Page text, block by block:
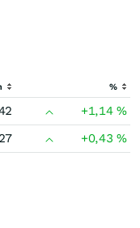
%
+1,14%
+0,43%